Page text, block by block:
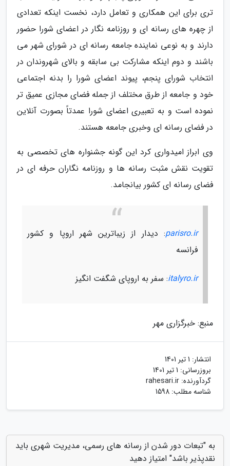
تری برای این همکاری و تعامل دارد، نخست اینکه تعدادی
از چهره های رسانه ای و روزنامه نگار در اعضای شورا حضور
دارند و به نوعی نماینده جامعه رسانه ای در شورای شهر می
باشند و دوم اینکه مشارکت بی سابقه و بالای شهروندان در
انتخاب شورای پنجم، پیوند اعضای شورا را بدنه اجتماعی
خود و جامعه از طرق مختلف از جمله فضای مجازی عمیق تر
نموده است و به تعبیری اعضای شورا عمدتاً بصورت آنلاین
در فضای رسانه ای وخبری جامعه هستند.
وی ابراز امیدواری کرد این گونه جشنواره های تخصصی به
تقویت نقش مثبت رسانه ها و روزنامه نگاران حرفه ای در
فضای رسانه ای کشور بیانجامد.
parisro.ir: دیدار از زیباترین شهر اروپا و کشور
فرانسه
italyro.ir: سفر به اروپای شگفت انگیز
منبع: خبرگزاری مهر
انتشار: 1 تیر 1401
بروزرسانی: 1 تیر 1401
گردآورنده: rahesari.ir
شناسه مطلب: 1598
به "تبعات دور شدن از رسانه های رسمی، مدیریت شهری باید
نقدپذیر باشد" امتیاز دهید